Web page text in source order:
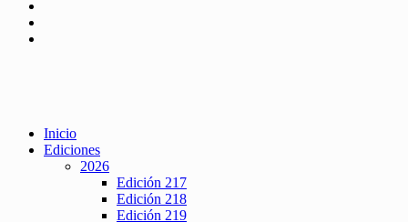
Inicio
Ediciones
2026
Edición 217
Edición 218
Edición 219